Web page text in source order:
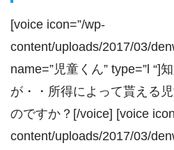
[voice icon=”/wp-
content/uploads/2017/03/
name=”児童くん” type=”l “]
が・・所得によって貰える
のですか？[/voice] [voice
content/uploads/2017/03/